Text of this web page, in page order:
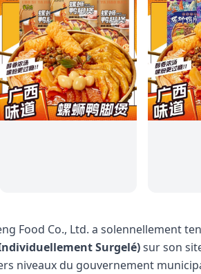
Food Co., Ltd. a solennellement
Surgelé)sur son
niveaux du gouvernement